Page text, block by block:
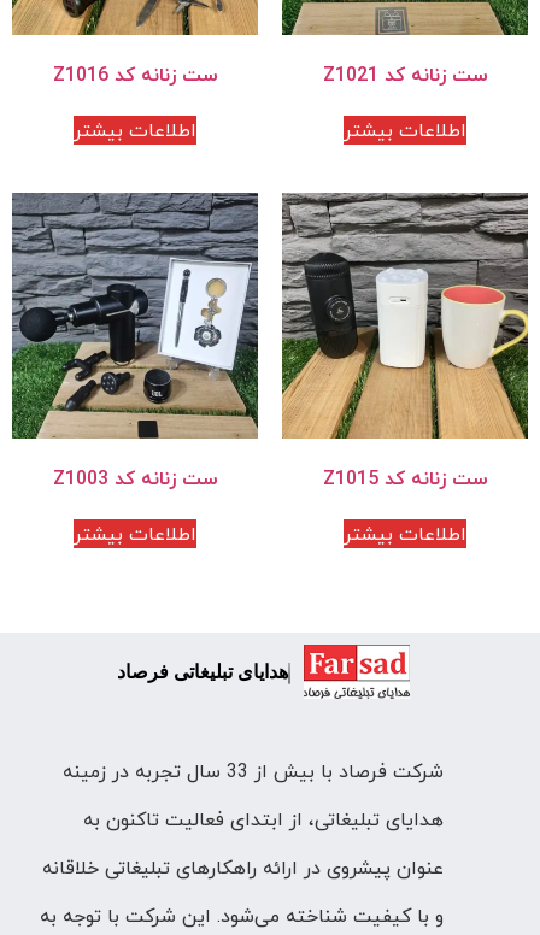
ست زنانه کد Z1021
اطلاعات بیشتر
ست زنانه کد Z1016
اطلاعات بیشتر
ست زنانه کد Z1015
اطلاعات بیشتر
ست زنانه کد Z1003
اطلاعات بیشتر
هدایای تبلیغاتی فرصاد
شرکت فرصاد با بیش از 33 سال تجربه در زمینه
هدایای تبلیغاتی، از ابتدای فعالیت تاکنون به
عنوان پیشروی در ارائه راهکارهای تبلیغاتی خلاقانه
و با کیفیت شناخته می‌شود. این شرکت با توجه به